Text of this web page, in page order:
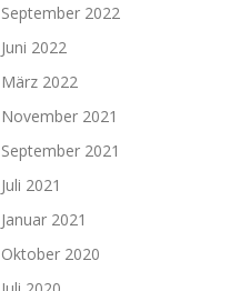
September 2022
Juni 2022
März 2022
November 2021
September 2021
Juli 2021
Januar 2021
Oktober 2020